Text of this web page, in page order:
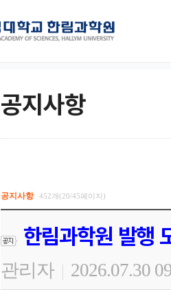
공지사항
공지사항 452개(20/45페이지)
한림과학원 발행
관리자 | 2026.07.30